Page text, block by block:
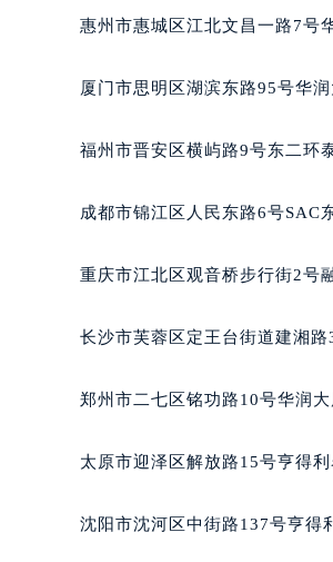
黑龙江省牡丹
黑龙江省齐齐
黑龙江省绥化
吉林省白城市
吉林省吉林市
吉林省梅河口
吉林省松原市
吉林省延边市
辽宁省本溪市
惠州市惠城区江北文昌一路7号
厦门市思明区湖滨东路95号华
福州市晋安区横屿路9号东二环
成都市锦江区人民东路6号SAC
重庆市江北区观音桥步行街2号
长沙市芙蓉区定王台街道建湘
郑州市二七区铭功路10号华润
太原市迎泽区解放路15号亨得
沈阳市沈河区中街路137号亨得